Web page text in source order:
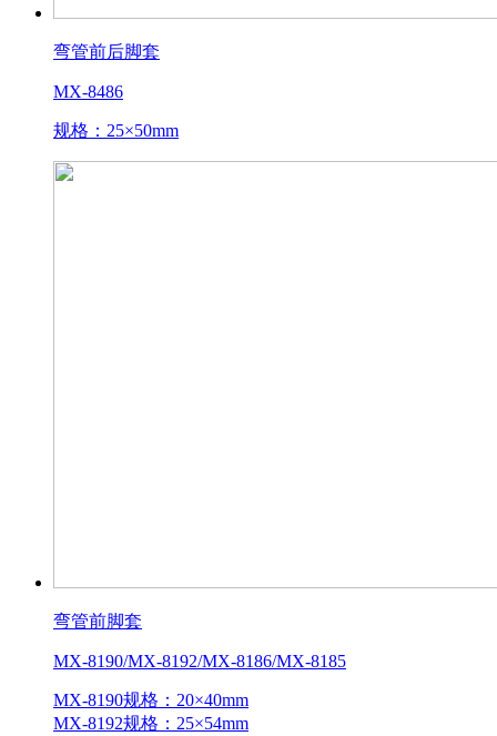
弯管前后脚套
MX-8486
规格：25×50mm
弯管前脚套
MX-8190/MX-8192/MX-8186/MX-8185
MX-8190规格：20×40mm
MX-8192规格：25×54mm